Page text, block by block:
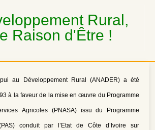
Rural,
Raison d'Être !
au Développement Rural (ANADER) a été
à la faveur de la mise en œuvre du Programme
Agricoles (PNASA) issu du Programme
conduit par l’Etat de Côte d’Ivoire sur